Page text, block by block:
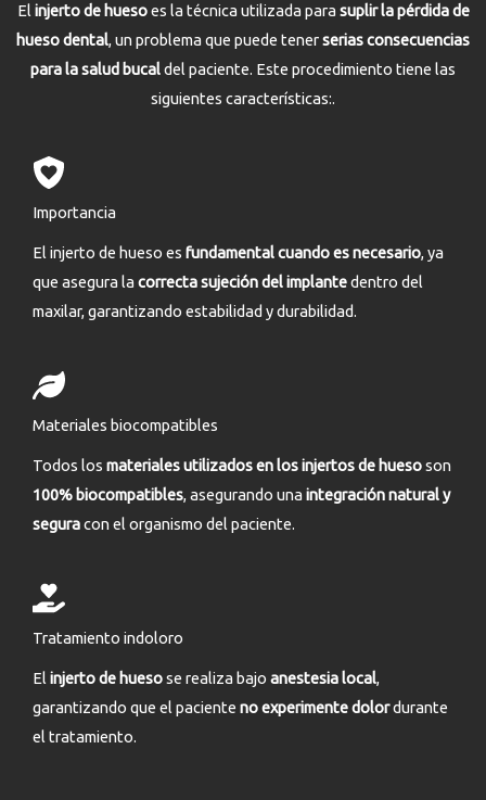
El injerto de huesoes la técnica utilizada para suplir la pérdida de
hueso dental, un problema que puede tenerserias consecuencias
para la salud bucaldel paciente. Este procedimiento tiene las
siguientes características:.
Importancia
El injerto de hueso es fundamental cuando es necesario, ya
que asegura la correcta sujeción del implantedentro del
maxilar, garantizando estabilidad y durabilidad.
Materiales biocompatibles
Todos los materiales utilizados en los injertos de huesoson
100% biocompatibles, asegurando una integración natural y
seguracon el organismo del paciente.
Tratamiento indoloro
El injerto de huesose realiza bajo anestesia local,
garantizando que el paciente no experimente dolordurante
el tratamiento.